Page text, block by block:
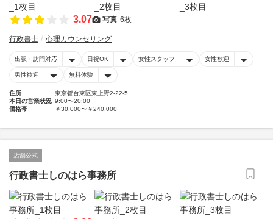
3.07 写真 6枚
行政書士 心理カウンセリング
出張・訪問対応 日祝OK 女性スタッフ 女性歓迎
男性歓迎 無料体験
住所
東京都台東区東上野2-22-5
本日の営業状況 9:00〜20:00
価格帯
￥30,000〜￥240,000
店舗公式
行政書士しのはら事務所